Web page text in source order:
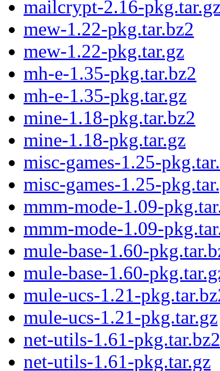
mailcrypt-2.16-
mew-1.22-pkg.tar.bz2
mew-1.22-pkg.tar.gz
mh-e-1.35-pkg.tar.bz2
mh-e-1.35-pkg.tar.gz
mine-1.18-pkg.tar.bz2
mine-1.18-pkg.tar.gz
misc-games-1.25-
misc-games-1.25-
mmm-mode-1.09-
mmm-mode-1.09-
mule-base-1.60-
mule-base-1.60-
mule-ucs-1.21-
mule-ucs-1.21-pkg.tar.gz
net-utils-1.61-pkg.tar.bz2
net-utils-1.61-pkg.tar.gz